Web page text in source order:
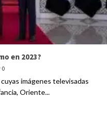
en 2023?
0
imágenes televisadas
Oriente...